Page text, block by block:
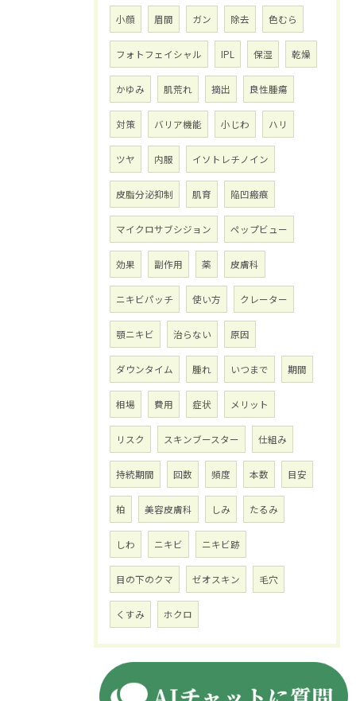
小顔 眉間 ガン 除去 色むら
フォトフェイシャル IPL 保湿 乾燥
かゆみ 肌荒れ 摘出 良性腫瘍
対策 バリア機能 小じわ ハリ
ツヤ 内服 イソトレチノイン
皮脂分泌抑制 肌育 陥凹瘢痕
マイクロサブシジョン ペップビュー
効果 副作用 薬 皮膚科
ニキビパッチ 使い方 クレーター
顎ニキビ 治らない 原因
ダウンタイム 腫れ いつまで 期間
相場 費用 症状 メリット
リスク スキンブースター 仕組み
持続期間 回数 頻度 本数 目安
柏 美容皮膚科 しみ たるみ
しわ ニキビ ニキビ跡
目の下のクマ ゼオスキン 毛穴
くすみ ホクロ